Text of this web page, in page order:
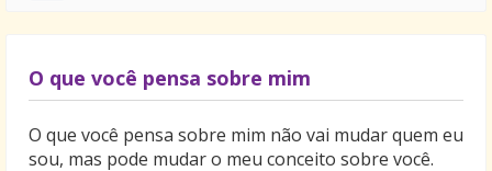
O que você pensa sobre mim
O que você pensa sobre mim não vai mudar quem eu
sou, mas pode mudar o meu conceito sobre você.